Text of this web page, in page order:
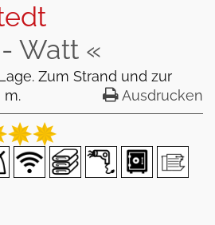
Watt «
Zum Strand und zur
m.
Ausdrucken